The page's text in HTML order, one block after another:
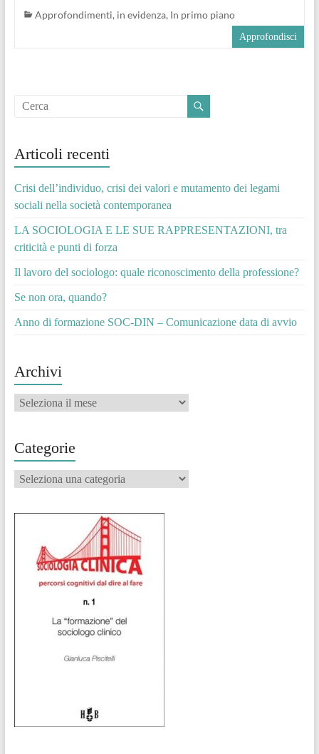
Approfondimenti, in evidenza, In primo piano
Approfondisci
Articoli recenti
Crisi dell’individuo, crisi dei valori e mutamento dei legami
sociali nella società contemporanea
LA SOCIOLOGIA E LE SUE RAPPRESENTAZIONI, tra
criticità e punti di forza
Il lavoro del sociologo: quale riconoscimento della professione?
Se non ora, quando?
Anno di formazione SOC-DIN – Comunicazione data di avvio
Archivi
Archivi
Categorie
Categorie